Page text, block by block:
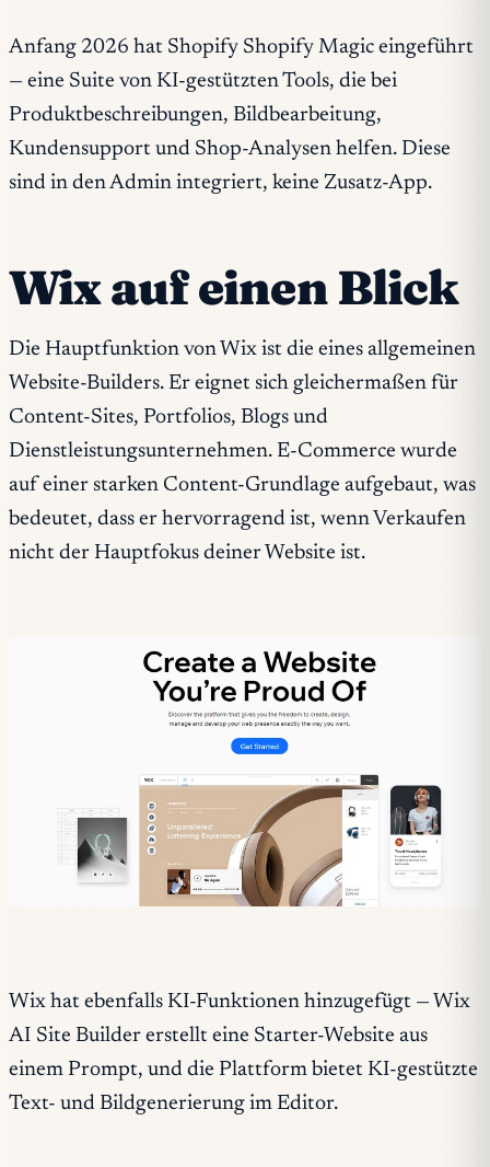
Anfang 2026 hat Shopify Shopify Magic eingeführt
— eine Suite von KI-gestützten Tools, die bei
Produktbeschreibungen, Bildbearbeitung,
Kundensupport und Shop-Analysen helfen. Diese
sind in den Admin integriert, keine Zusatz-App.
Wix auf einen Blick
Die Hauptfunktion von Wix ist die eines allgemeinen
Website-Builders. Er eignet sich gleichermaßen für
Content-Sites, Portfolios, Blogs und
Dienstleistungsunternehmen. E-Commerce wurde
auf einer starken Content-Grundlage aufgebaut, was
bedeutet, dass er hervorragend ist, wenn Verkaufen
nicht der Hauptfokus deiner Website ist.
Wix hat ebenfalls KI-Funktionen hinzugefügt — Wix
AI Site Builder erstellt eine Starter-Website aus
einem Prompt, und die Plattform bietet KI-gestützte
Text- und Bildgenerierung im Editor.